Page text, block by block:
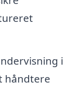
i
håndtere